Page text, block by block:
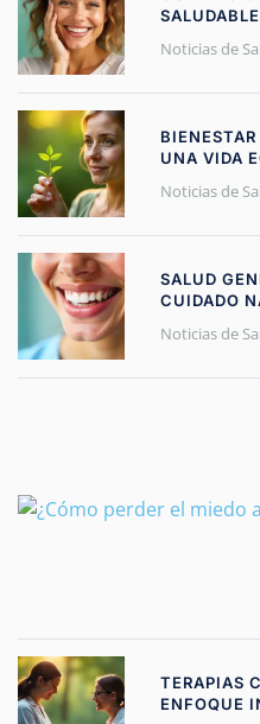
Noticias de
UNA VIDA
Noticias de
SALUD
CUIDADO
Noticias de
TERAPIAS
ENFOQUE